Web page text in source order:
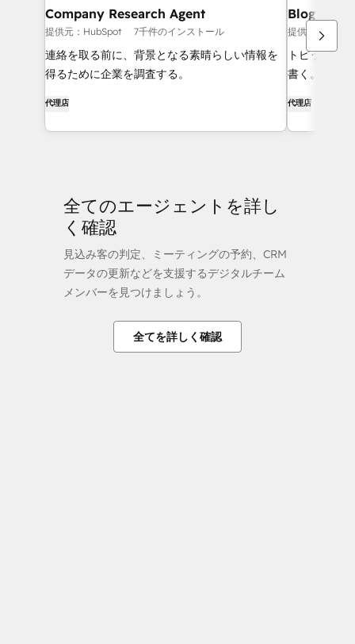
Company Research Agent
提供元：HubSpot 7千件のインストール
連絡を取る前に、背景となる素晴らしい情報を
得るために企業を調査する。
代理店
Blog
提供元：
トピックを
書く。
代理店
全てのエージェントを詳し
く確認
見込み客の判定、ミーティングの予約、CRM
データの更新などを支援するデジタルチーム
メンバーを見つけましょう。
全てを詳しく確認